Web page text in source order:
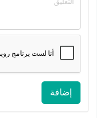
إضافة